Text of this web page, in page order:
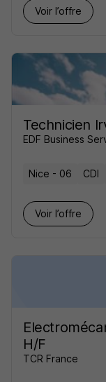
Voir l’offre
Technicien
EDF Business
Nice - 06 CDI
Voir l’offre
H/F
TCR France